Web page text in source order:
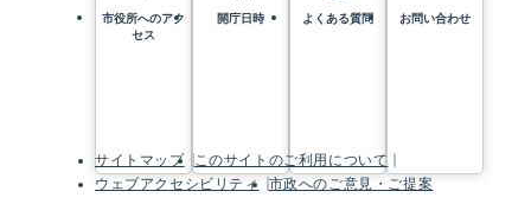
市役所へのアク
セス
開庁日時 よくある質問 お問い合わせ
サイトマップ
このサイトのご利用について
ウェブアクセシビリティ
市政へのご意見・ご提案